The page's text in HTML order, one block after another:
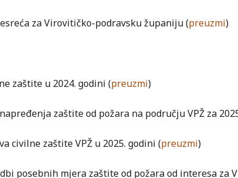
za Virovitičko-podravsku županiju (preuzmi)
zaštite u 2024. godini (preuzmi)
zaštite od požara na području VPŽ za
civilne zaštite VPŽ u 2025. godini (preuzmi)
posebnih mjera zaštite od požara od interesa za